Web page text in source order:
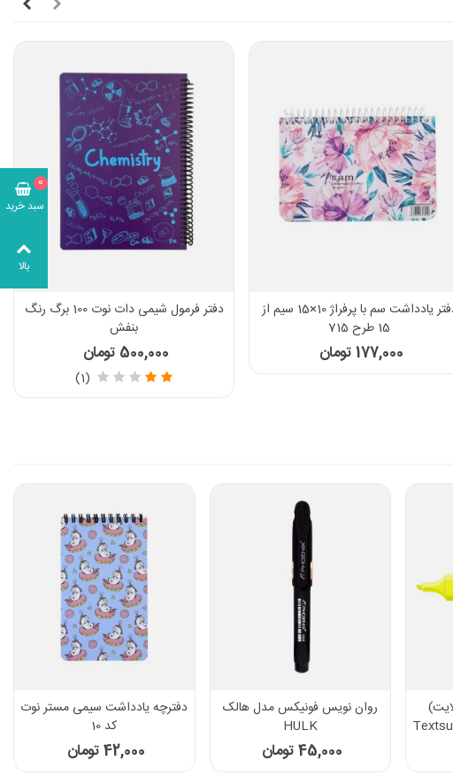
دفتر یادداشت سم با پرفراژ 10×15 سیم از
15 طرح 715
177,000 تومان
دفتر فرمول شیمی دات نوت 100 برگ رنگ
بنفش
500,000 تومان
(1)
مدل هالک
دفترچه یادداشت سیمی مستر نوت
42,000 تومان
دفترچه یادداشت سیمی مستر
42,000 تومان
سبد خرید
0
بالا